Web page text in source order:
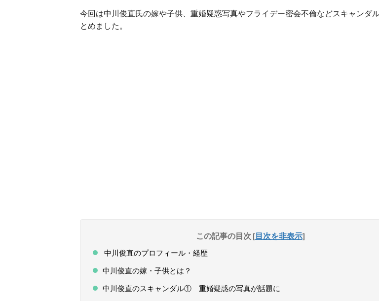
今回は中川俊直氏の嫁や子供、重婚疑惑写真やフライデー密会不倫などスキャンダ
とめました。
この記事の目次 [目次を非表示]
中川俊直のプロフィール・経歴
中川俊直の嫁・子供とは？
中川俊直のスキャンダル① 重婚疑惑の写真が話題に